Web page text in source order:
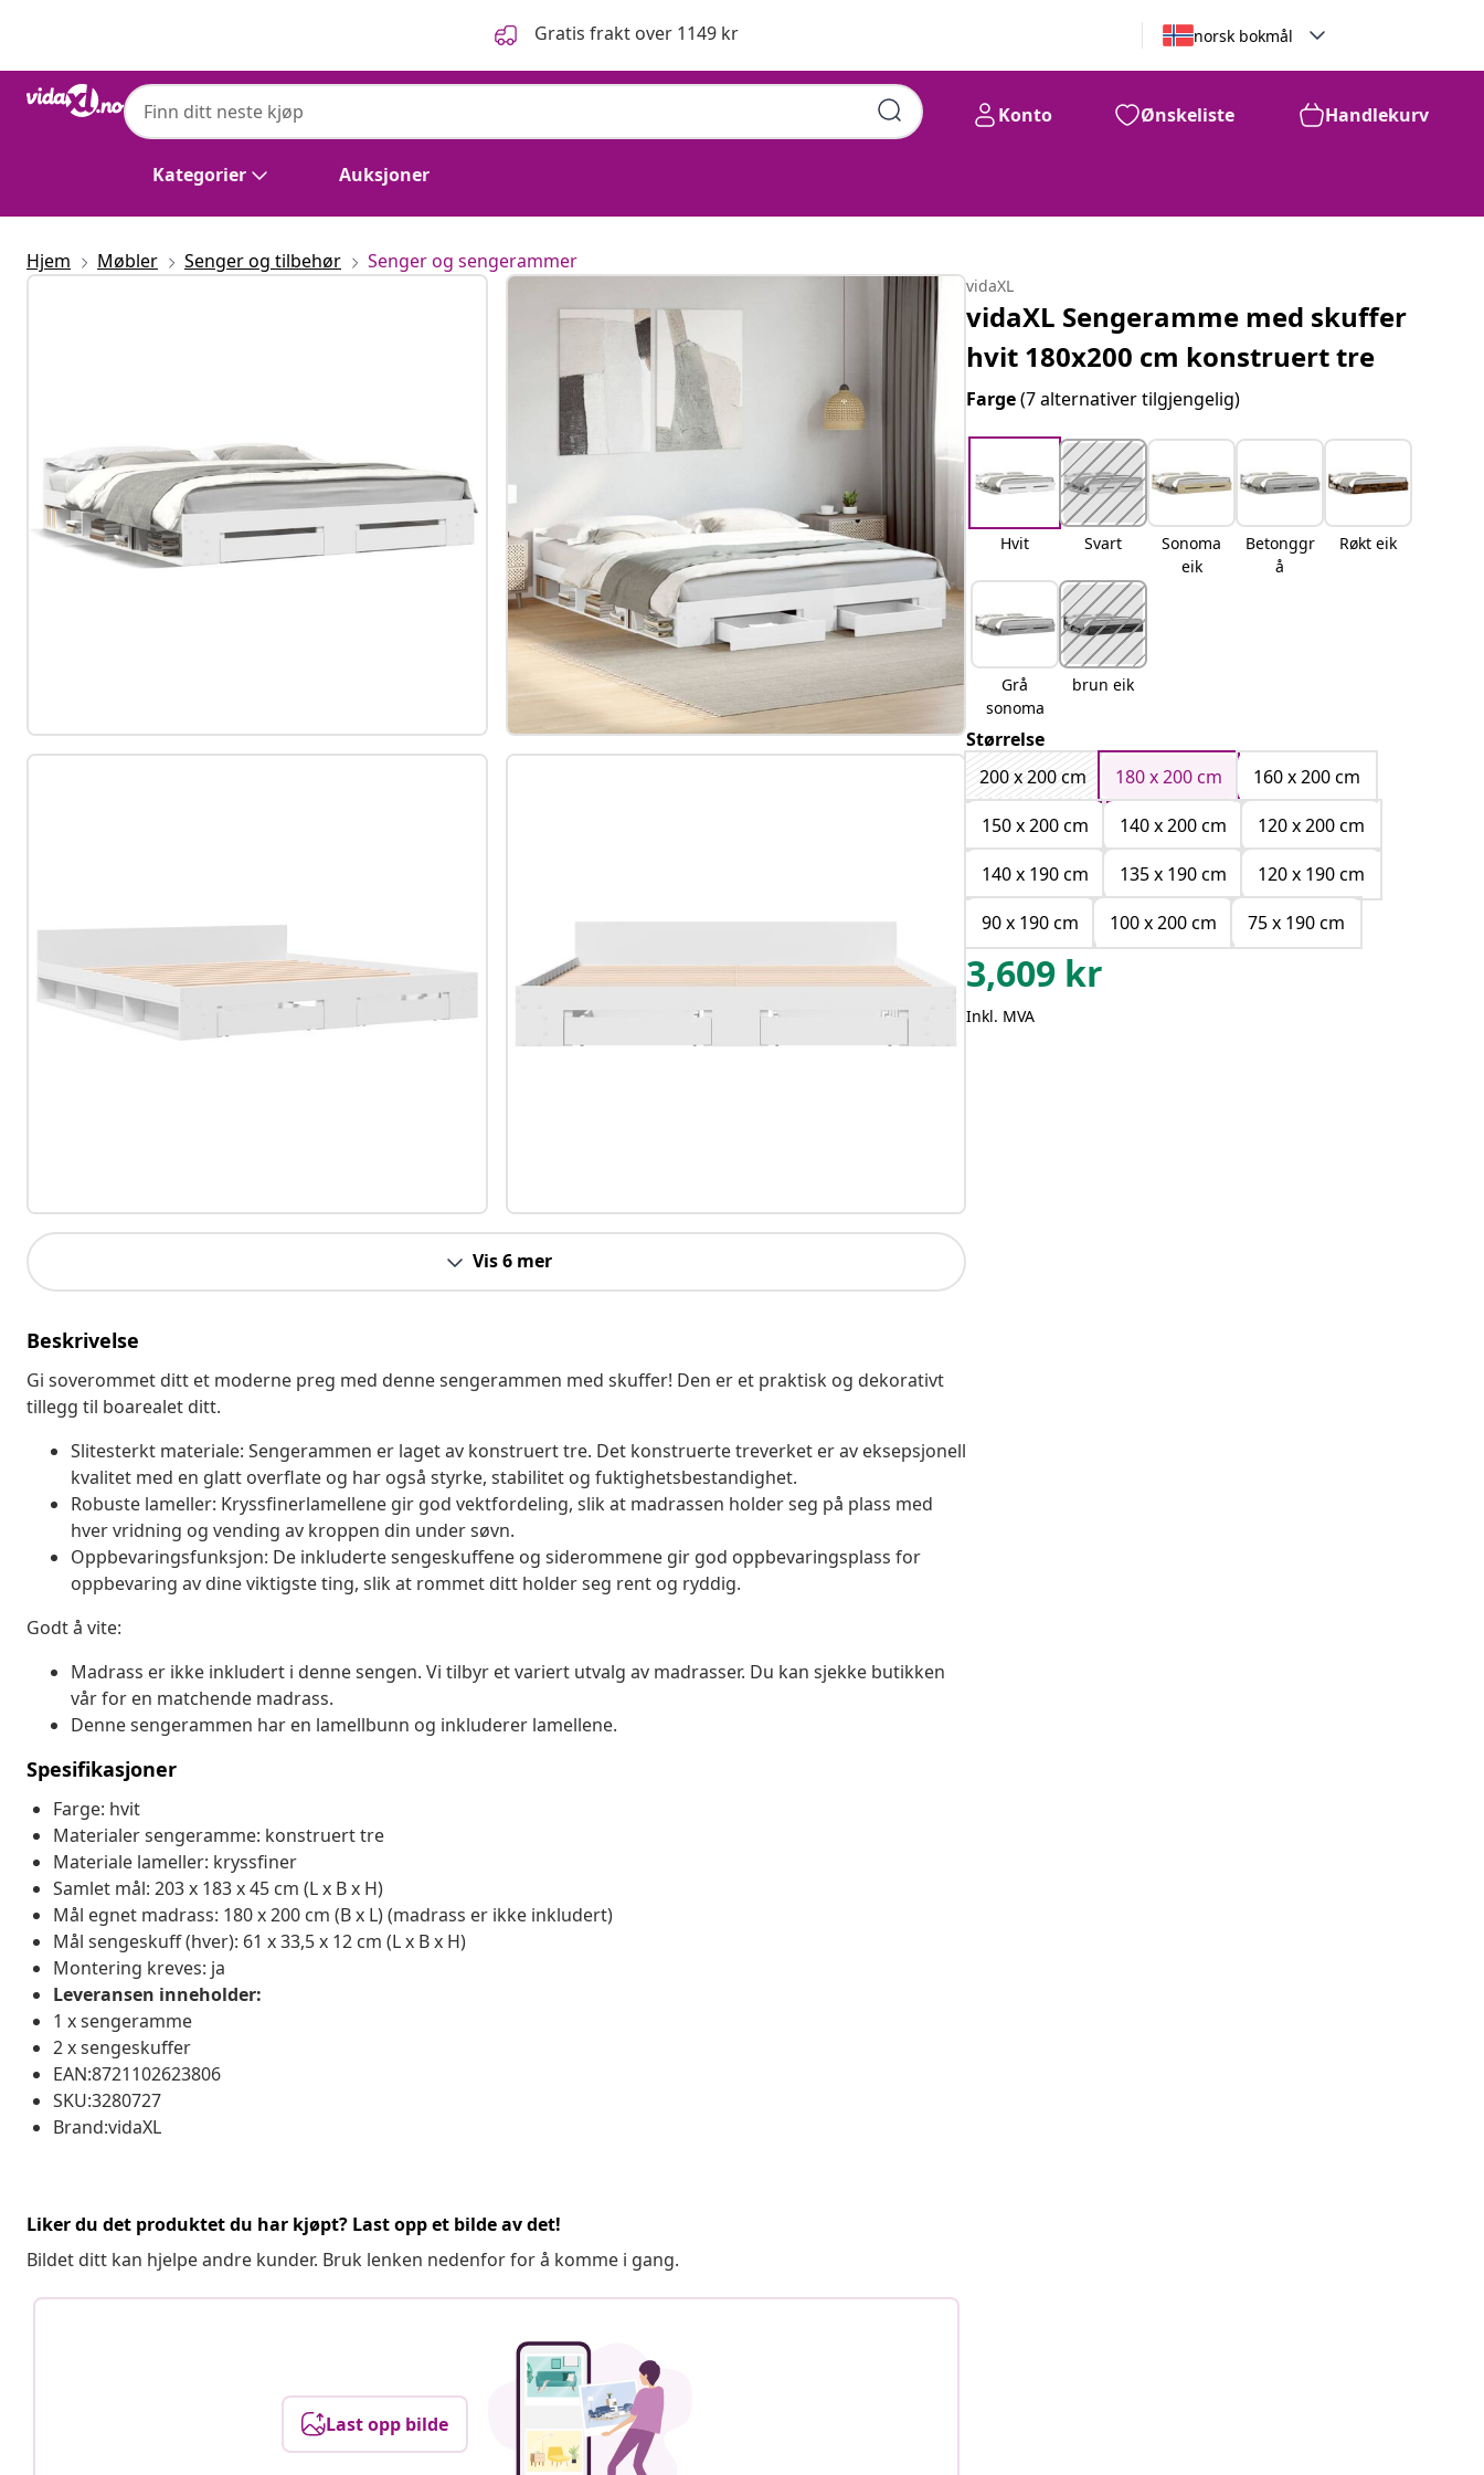
Gratis frakt over 1149 kr norsk bokmål
Kategorier Auksjoner
Konto Ønskeliste Handlekurv
Hjem Møbler Senger og tilbehør Senger og sengerammer
Vis 6 mer
Beskrivelse
Gi soverommet ditt et moderne preg med denne sengerammen med skuffer! Den er et praktisk og dekorativt
tillegg til boarealet ditt.
Slitesterkt materiale: Sengerammen er laget av konstruert tre. Det konstruerte treverket er av eksepsjonell
kvalitet med en glatt overflate og har også styrke, stabilitet og fuktighetsbestandighet.
Robuste lameller: Kryssfinerlamellene gir god vektfordeling, slik at madrassen holder seg på plass med
hver vridning og vending av kroppen din under søvn.
Oppbevaringsfunksjon: De inkluderte sengeskuffene og siderommene gir god oppbevaringsplass for
oppbevaring av dine viktigste ting, slik at rommet ditt holder seg rent og ryddig.
Godt å vite:
Madrass er ikke inkludert i denne sengen. Vi tilbyr et variert utvalg av madrasser. Du kan sjekke butikken
vår for en matchende madrass.
Denne sengerammen har en lamellbunn og inkluderer lamellene.
Spesifikasjoner
Farge: hvit
Materialer sengeramme: konstruert tre
Materiale lameller: kryssfiner
Samlet mål: 203 x 183 x 45 cm (L x B x H)
Mål egnet madrass: 180 x 200 cm (B x L) (madrass er ikke inkludert)
Mål sengeskuff (hver): 61 x 33,5 x 12 cm (L x B x H)
Montering kreves: ja
Leveransen inneholder:
1 x sengeramme
2 x sengeskuffer
EAN:8721102623806
SKU:3280727
Brand:vidaXL
Liker du det produktet du har kjøpt? Last opp et bilde av det!
Bildet ditt kan hjelpe andre kunder. Bruk lenken nedenfor for å komme i gang.
Last opp bilde
vidaXL
vidaXL Sengeramme med skuffer
hvit 180x200 cm konstruert tre
Farge(7 alternativer tilgjengelig)
Hvit Svart
Sonoma
eik
Betonggr
å
Røkt eik
Grå
sonoma
brun eik
Størrelse
200 x 200 cm
180 x 200 cm
160 x 200 cm
150 x 200 cm
140 x 200 cm
120 x 200 cm
140 x 190 cm
135 x 190 cm
120 x 190 cm
90 x 190 cm
100 x 200 cm 75 x 190 cm
3,609 kr
Inkl. MVA